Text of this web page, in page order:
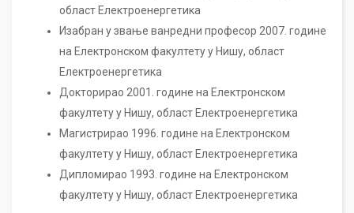
област Електроенергетика
Изабран у звање ванредни професор 2007. године
на Електронском факултету у Нишу, област
Електроенергетика
Докторирао 2001. године на Електронском
факултету у Нишу, област Електроенергетика
Магистрирао 1996. године на Електронском
факултету у Нишу, област Електроенергетика
Дипломирао 1993. године на Електронском
факултету у Нишу, област Електроенергетика